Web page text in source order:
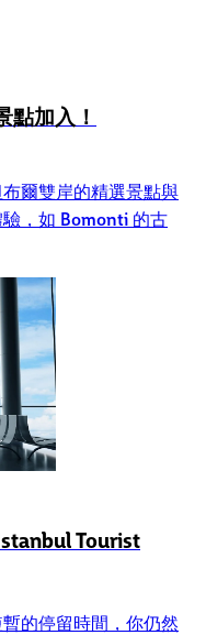
點加入！
爾雙岸的精選景點與
，如 Bomonti 的古
Tourist
的停留時間，你仍然